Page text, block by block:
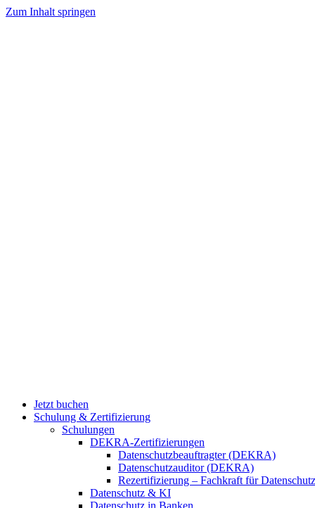
Zum Inhalt springen
Jetzt buchen
Schulung & Zertifizierung
Schulungen
DEKRA-Zertifizierungen
Datenschutzbeauftragter (DEKRA)
Datenschutzauditor (DEKRA)
Rezertifizierung – Fachkraft für
Datenschutz & KI
Datenschutz in Banken